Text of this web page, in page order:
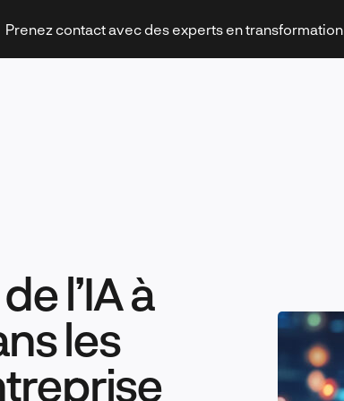
Prenez contact avec des experts en transformation
Technologies et innovation
Leadership et management
l’IA à
les